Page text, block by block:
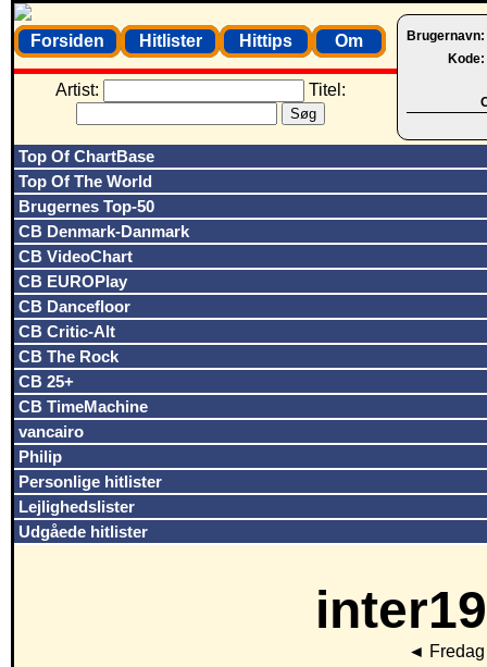
Brugernavn:
Kode:
Forsiden Hitlister Hittips Om
Artist: Titel:
Top Of ChartBase
Top Of The World
Brugernes Top-50
CB Denmark-Danmark
CB VideoChart
CB EUROPlay
CB Dancefloor
CB Critic-Alt
CB The Rock
CB 25+
CB TimeMachine
vancairo
Philip
Personlige hitlister
Lejlighedslister
Udgåede hitlister
◄